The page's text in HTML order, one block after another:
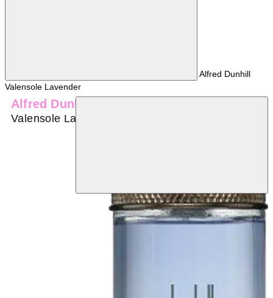
Alfred Dunhill
Valensole Lavender
Alfred Dunhill
Valensole Lavender